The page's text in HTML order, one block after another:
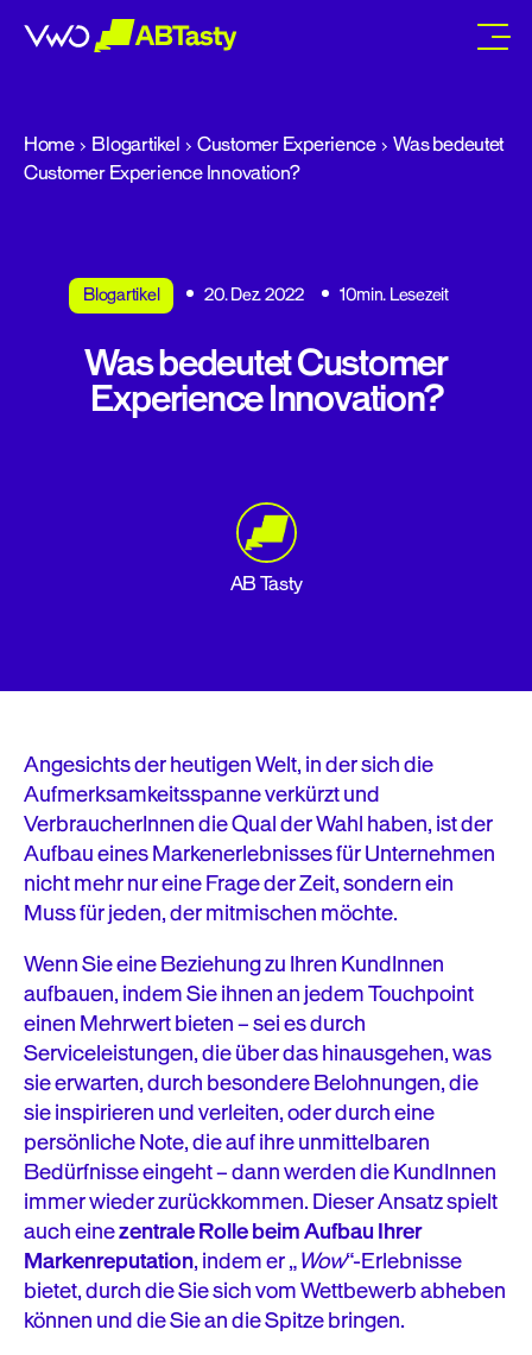
Home Blogartikel Customer Experience
Was bedeutet
Customer Experience Innovation?
Blogartikel 20. Dez. 2022 10min. Lesezeit
Was bedeutet Customer
Experience Innovation?
AB Tasty
Angesichts der heutigen Welt, in der sich die
Aufmerksamkeitsspanne verkürzt und
VerbraucherInnen die Qual der Wahl haben, ist der
Aufbau eines Markenerlebnisses für Unternehmen
nicht mehr nur eine Frage der Zeit, sondern ein
Muss für jeden, der mitmischen möchte.
Wenn Sie eine Beziehung zu Ihren KundInnen
aufbauen, indem Sie ihnen an jedem Touchpoint
einen Mehrwert bieten – sei es durch
Serviceleistungen, die über das hinausgehen, was
sie erwarten, durch besondere Belohnungen, die
sie inspirieren und verleiten, oder durch eine
persönliche Note, die auf ihre unmittelbaren
Bedürfnisse eingeht – dann werden die KundInnen
immer wieder zurückkommen. Dieser Ansatz spielt
auch einezentrale Rolle beim Aufbau Ihrer
Markenreputation, indem er „Wow“-Erlebnisse
bietet, durch die Sie sich vom Wettbewerb abheben
können und die Sie an die Spitze bringen.